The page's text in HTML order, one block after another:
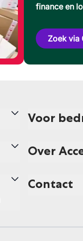
finance en
Zoek via
Voor
Over
Contact